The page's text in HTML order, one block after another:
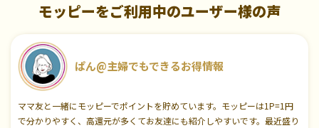
モッピーをご利用中のユーザー様の声
ぱん@主婦でもできるお得情報
ママ友と一緒にモッピーでポイントを貯めています。モッピーは1P=1円
で分かりやすく、高還元が多くてお友達にも紹介しやすいです。最近盛り